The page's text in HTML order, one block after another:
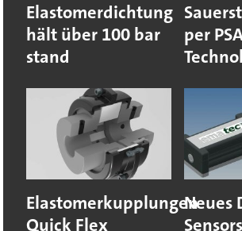
Elastomerdichtung
hält über 100 bar
stand
per
Elastomerkupplungen
Quick Flex
Neues